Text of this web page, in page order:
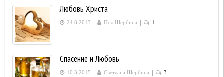
Любовь Христа
24.8.2013 | Пол Щербина | 1
Спасение и Любовь
10.3.2015 | Светлана Щербина | 3